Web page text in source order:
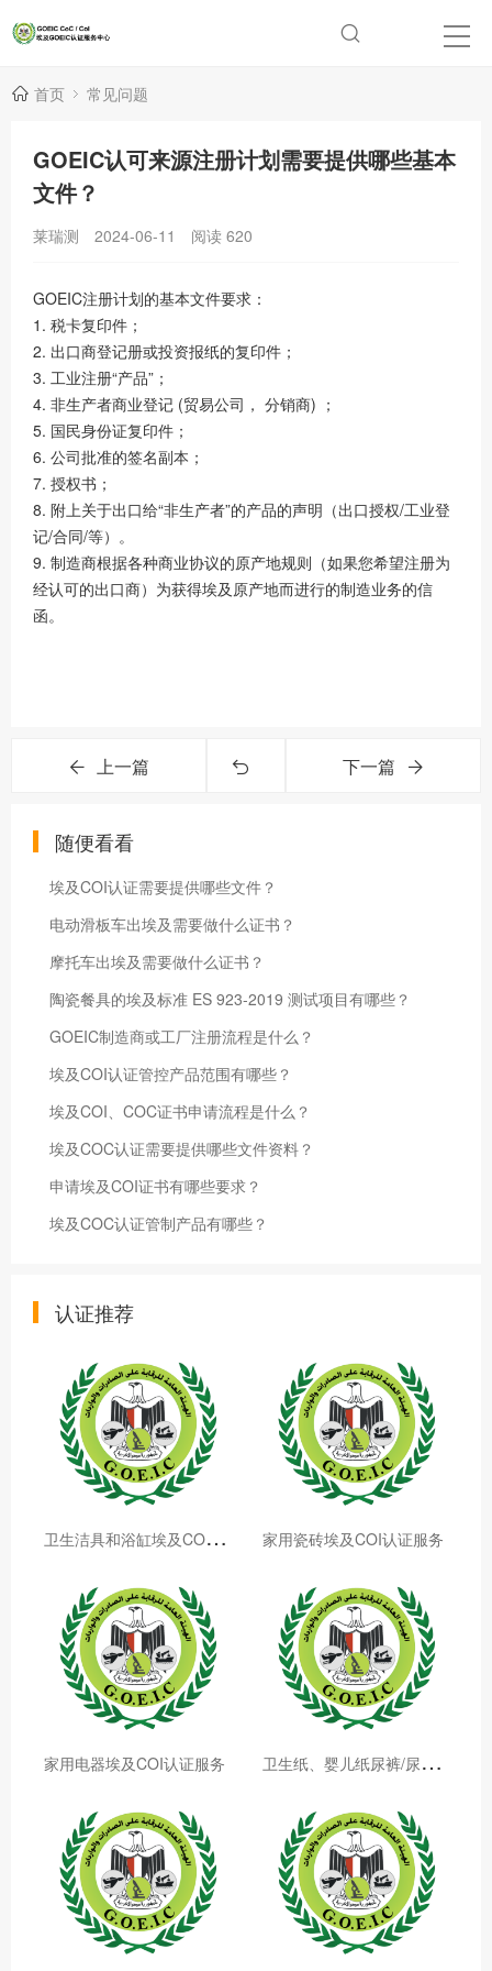
首页 常见问题
GOEIC认可来源注册计划需要提供哪些基本
文件？
莱瑞测 2024-06-11 阅读 620
GOEIC注册计划的基本文件要求：
1. 税卡复印件；
2. 出口商登记册或投资报纸的复印件；
3. 工业注册“产品”；
4. 非生产者商业登记 (贸易公司， 分销商) ；
5. 国民身份证复印件；
6. 公司批准的签名副本；
7. 授权书；
8. 附上关于出口给“非生产者”的产品的声明（出口授权/工业登
记/合同/等）。
9. 制造商根据各种商业协议的原产地规则（如果您希望注册为
经认可的出口商）为获得埃及原产地而进行的制造业务的信
函。
上一篇 下一篇
随便看看
埃及COI认证需要提供哪些文件？
电动滑板车出埃及需要做什么证书？
摩托车出埃及需要做什么证书？
陶瓷餐具的埃及标准 ES 923-2019 测试项目有哪些？
GOEIC制造商或工厂注册流程是什么？
埃及COI认证管控产品范围有哪些？
埃及COI、COC证书申请流程是什么？
埃及COC认证需要提供哪些文件资料？
申请埃及COI证书有哪些要求？
埃及COC认证管制产品有哪些？
认证推荐
卫
生洁具和浴缸埃及COI认证服务 家用瓷砖埃及COI认证服务
家用电器埃及COI认证服务 卫
生纸、婴儿纸尿裤/尿布埃及COI认证服务